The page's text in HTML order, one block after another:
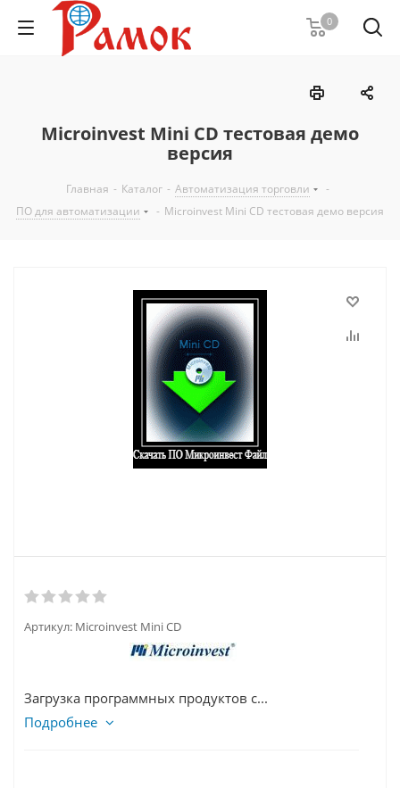
0
Microinvest Mini CD тестовая демо
версия
Главная - Каталог - Автоматизация торговли
-
ПО для автоматизации
- Microinvest Mini CD тестовая демо версия
Артикул: Microinvest Mini CD
Загрузка программных продуктов с...
Подробнее